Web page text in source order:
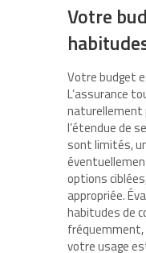
Votre
Votre budget
L’assurance
naturellement
l’étendue de
sont limités,
options
appropriée.
habitudes de
fréquemment,
votre usage